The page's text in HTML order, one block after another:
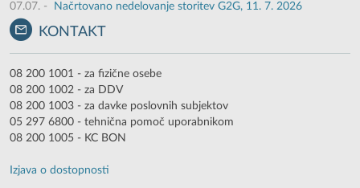
07.07. - Načrtovano nedelovanje storitev G2G, 11. 7. 2026
KONTAKT
08 200 1001 - za fizične osebe
08 200 1002 - za DDV
08 200 1003 - za davke poslovnih subjektov
05 297 6800 - tehnična pomoč uporabnikom
08 200 1005 - KC BON
Izjava o dostopnosti